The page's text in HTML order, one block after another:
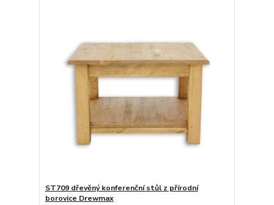
ST709 dřevěný konferenční stůl z přírodní
borovice Drewmax